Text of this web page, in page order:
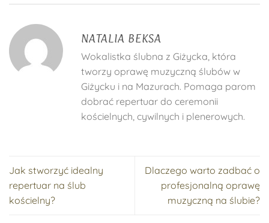
NATALIA BEKSA
Wokalistka ślubna z Giżycka, która
tworzy oprawę muzyczną ślubów w
Giżycku i na Mazurach. Pomaga parom
dobrać repertuar do ceremonii
kościelnych, cywilnych i plenerowych.
Jak stworzyć idealny
repertuar na ślub
kościelny?
Dlaczego warto zadbać o
profesjonalną oprawę
muzyczną na ślubie?